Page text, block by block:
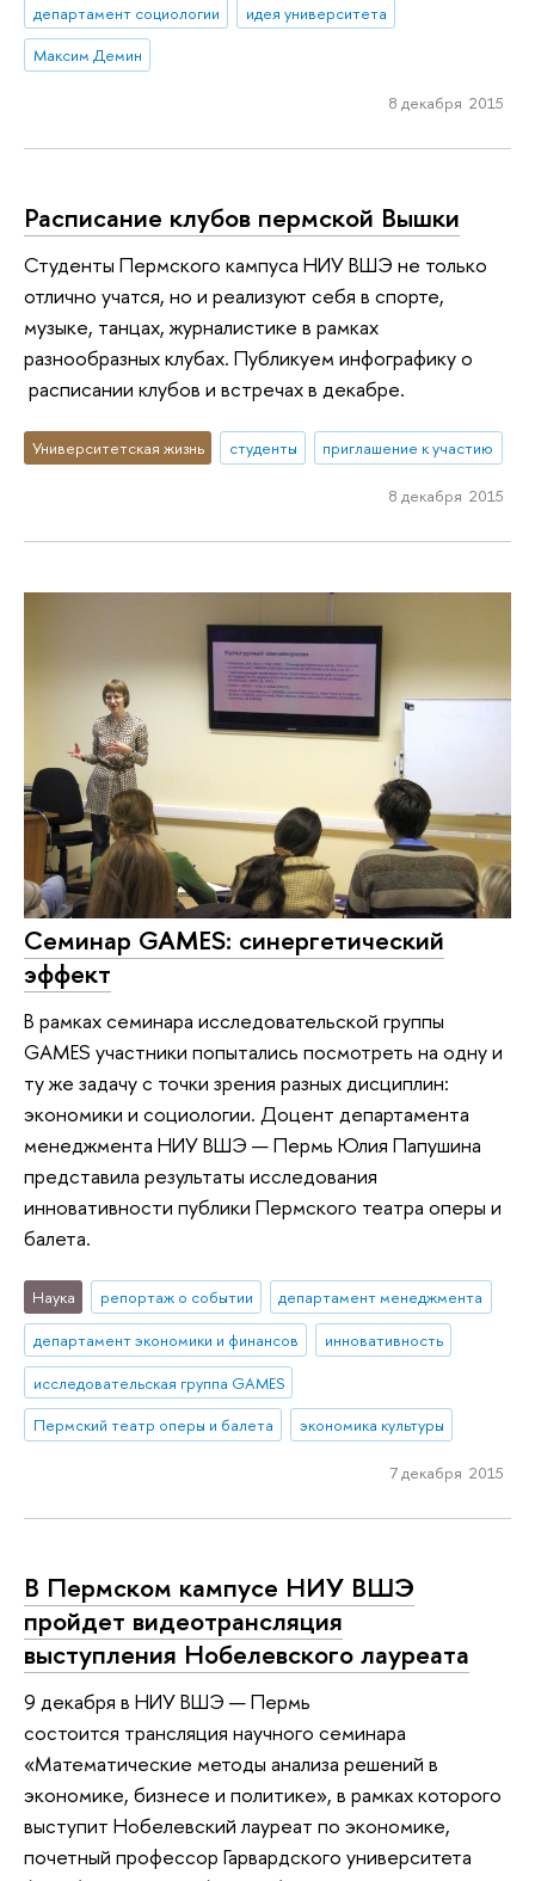
департамент социологии
идея университета
Максим Демин
8 декабря 2015
Расписание клубов пермской Вышки
Студенты Пермского кампуса НИУ ВШЭ не только
отлично учатся, но и реализуют себя в спорте,
музыке, танцах, журналистике в рамках
разнообразных клубах. Публикуем инфографику о
расписании клубов и встречах в декабре.
Университетская жизнь студенты приглашение к участию
8 декабря 2015
Семинар GAMES: синергетический
эффект
В рамках семинара исследовательской группы
GAMES участники попытались посмотреть на одну и
ту же задачу с точки зрения разных дисциплин:
экономики и социологии. Доцент департамента
менеджмента НИУ ВШЭ — Пермь Юлия Папушина
представила результаты исследования
инновативности публики Пермского театра оперы и
балета.
Наука репортаж о событии
департамент менеджмента
департамент экономики и финансов
инновативность
исследовательская группа GAMES
Пермский театр оперы и балета
экономика культуры
7 декабря 2015
В Пермском кампусе НИУ ВШЭ
пройдет видеотрансляция
выступления Нобелевского лауреата
9 декабря в НИУ ВШЭ — Пермь
состоится трансляция научного семинара
«Математические методы анализа решений в
экономике, бизнесе и политике», в рамках которого
выступит Нобелевский лауреат по экономике,
почетный профессор Гарвардского университета